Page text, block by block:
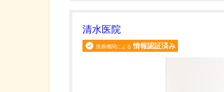
清水医院
医療機関による 情報認証済み